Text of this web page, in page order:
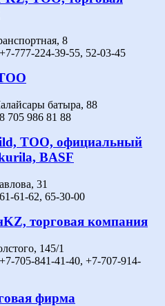
8
777-224-39-55, 52-03-45
батыра, 88
705 986 81 88
ТОО, официальный
BASF
31
61-62, 65-30-00
торговая компания
145/1
705-841-41-40, +7-707-914-
фирма